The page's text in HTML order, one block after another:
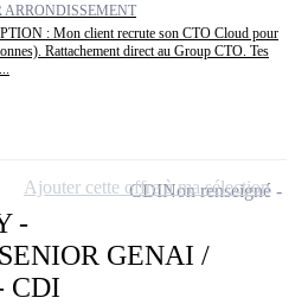
ARRONDISSEMENT
: Mon client recrute son CTO Cloud pour
Rattachement direct au Group CTO. Tes
-
GENAI /
CDI
CDINon renseigné
Ajouter cette offre à ma sélection